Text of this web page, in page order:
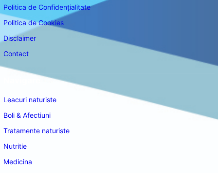
Politica de Confidențialitate
Politica de Cookies
Disclaimer
Contact
Leacuri naturiste
Boli & Afectiuni
Tratamente naturiste
Nutritie
Medicina